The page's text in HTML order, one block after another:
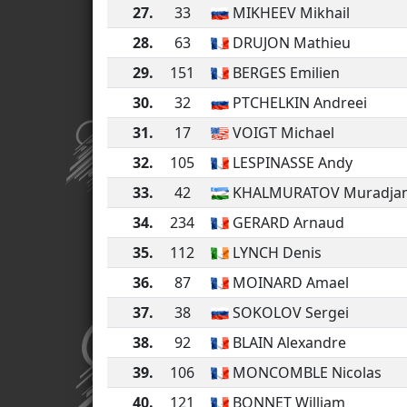
27. 33
MIKHEEV Mikhail
28.
63
DRUJON Mathieu
29.
151
BERGES Emilien
30.
32
PTCHELKIN Andreei
31.
17
VOIGT Michael
32.
105
LESPINASSE Andy
33.
42
KHALMURATOV
34.
234
GERARD Arnaud
35.
112
LYNCH Denis
36.
87
MOINARD Amael
37.
38
SOKOLOV Sergei
38.
92
BLAIN Alexandre
39.
106
MONCOMBLE Nicolas
40.
121 BONNET William